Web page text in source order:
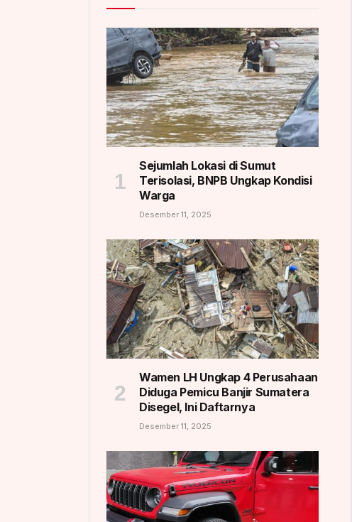
Sejumlah Lokasi di Sumut
Terisolasi, BNPB Ungkap Kondisi
Warga
Desember 11, 2025
Wamen LH Ungkap 4 Perusahaan
Diduga Pemicu Banjir Sumatera
Disegel, Ini Daftarnya
Desember 11, 2025